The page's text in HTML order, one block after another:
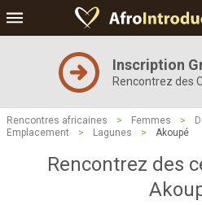
Inscription
Rencontrez des
Rencontres africaines > Femmes >
Emplacement
> Lagunes > Akoupé
Rencontrez des